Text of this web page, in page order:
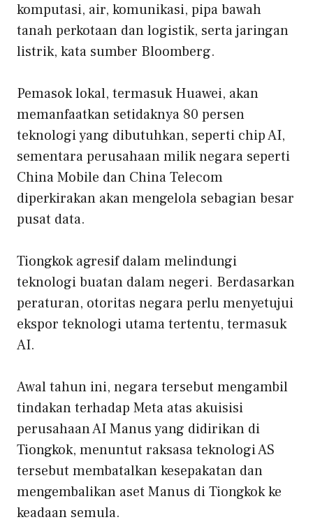
komputasi, air, komunikasi, pipa bawah
tanah perkotaan dan logistik, serta jaringan
listrik, kata sumber Bloomberg.
Pemasok lokal, termasuk Huawei, akan
memanfaatkan setidaknya 80 persen
teknologi yang dibutuhkan, seperti chip AI,
sementara perusahaan milik negara seperti
China Mobile dan China Telecom
diperkirakan akan mengelola sebagian besar
pusat data.
Tiongkok agresif dalam melindungi
teknologi buatan dalam negeri. Berdasarkan
peraturan, otoritas negara perlu menyetujui
ekspor teknologi utama tertentu, termasuk
AI.
Awal tahun ini, negara tersebut mengambil
tindakan terhadap Meta atas akuisisi
perusahaan AI Manus yang didirikan di
Tiongkok, menuntut raksasa teknologi AS
tersebut membatalkan kesepakatan dan
mengembalikan aset Manus di Tiongkok ke
keadaan semula.